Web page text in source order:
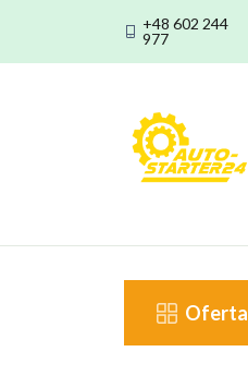
+48 602 244
977
Oferta